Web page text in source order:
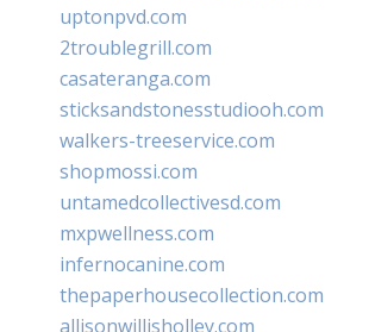
uptonpvd.com
2troublegrill.com
casateranga.com
sticksandstonesstudiooh.com
walkers-treeservice.com
shopmossi.com
untamedcollectivesd.com
mxpwellness.com
infernocanine.com
thepaperhousecollection.com
allisonwillisholley.com